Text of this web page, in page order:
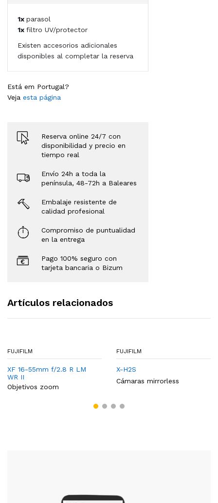
Reserva online 24/7 con
disponibilidad y precio en
tiempo real
Envío 24h a toda la
península, 48-72h a Baleares
Embalaje resistente de
calidad profesional
Compromiso de puntualidad
en la entrega
Pago 100% seguro con
tarjeta bancaria o Bizum
Está em Portugal?
Veja esta página
1x parasol
1x filtro UV/protector
Existen accesorios adicionales
disponibles al completar la reserva
Artículos relacionados
FUJIFILM
XF 16-55mm f/2.8 R LM
WR II
Objetivos zoom
FUJIFILM
X-H2S
Cámaras mirrorless